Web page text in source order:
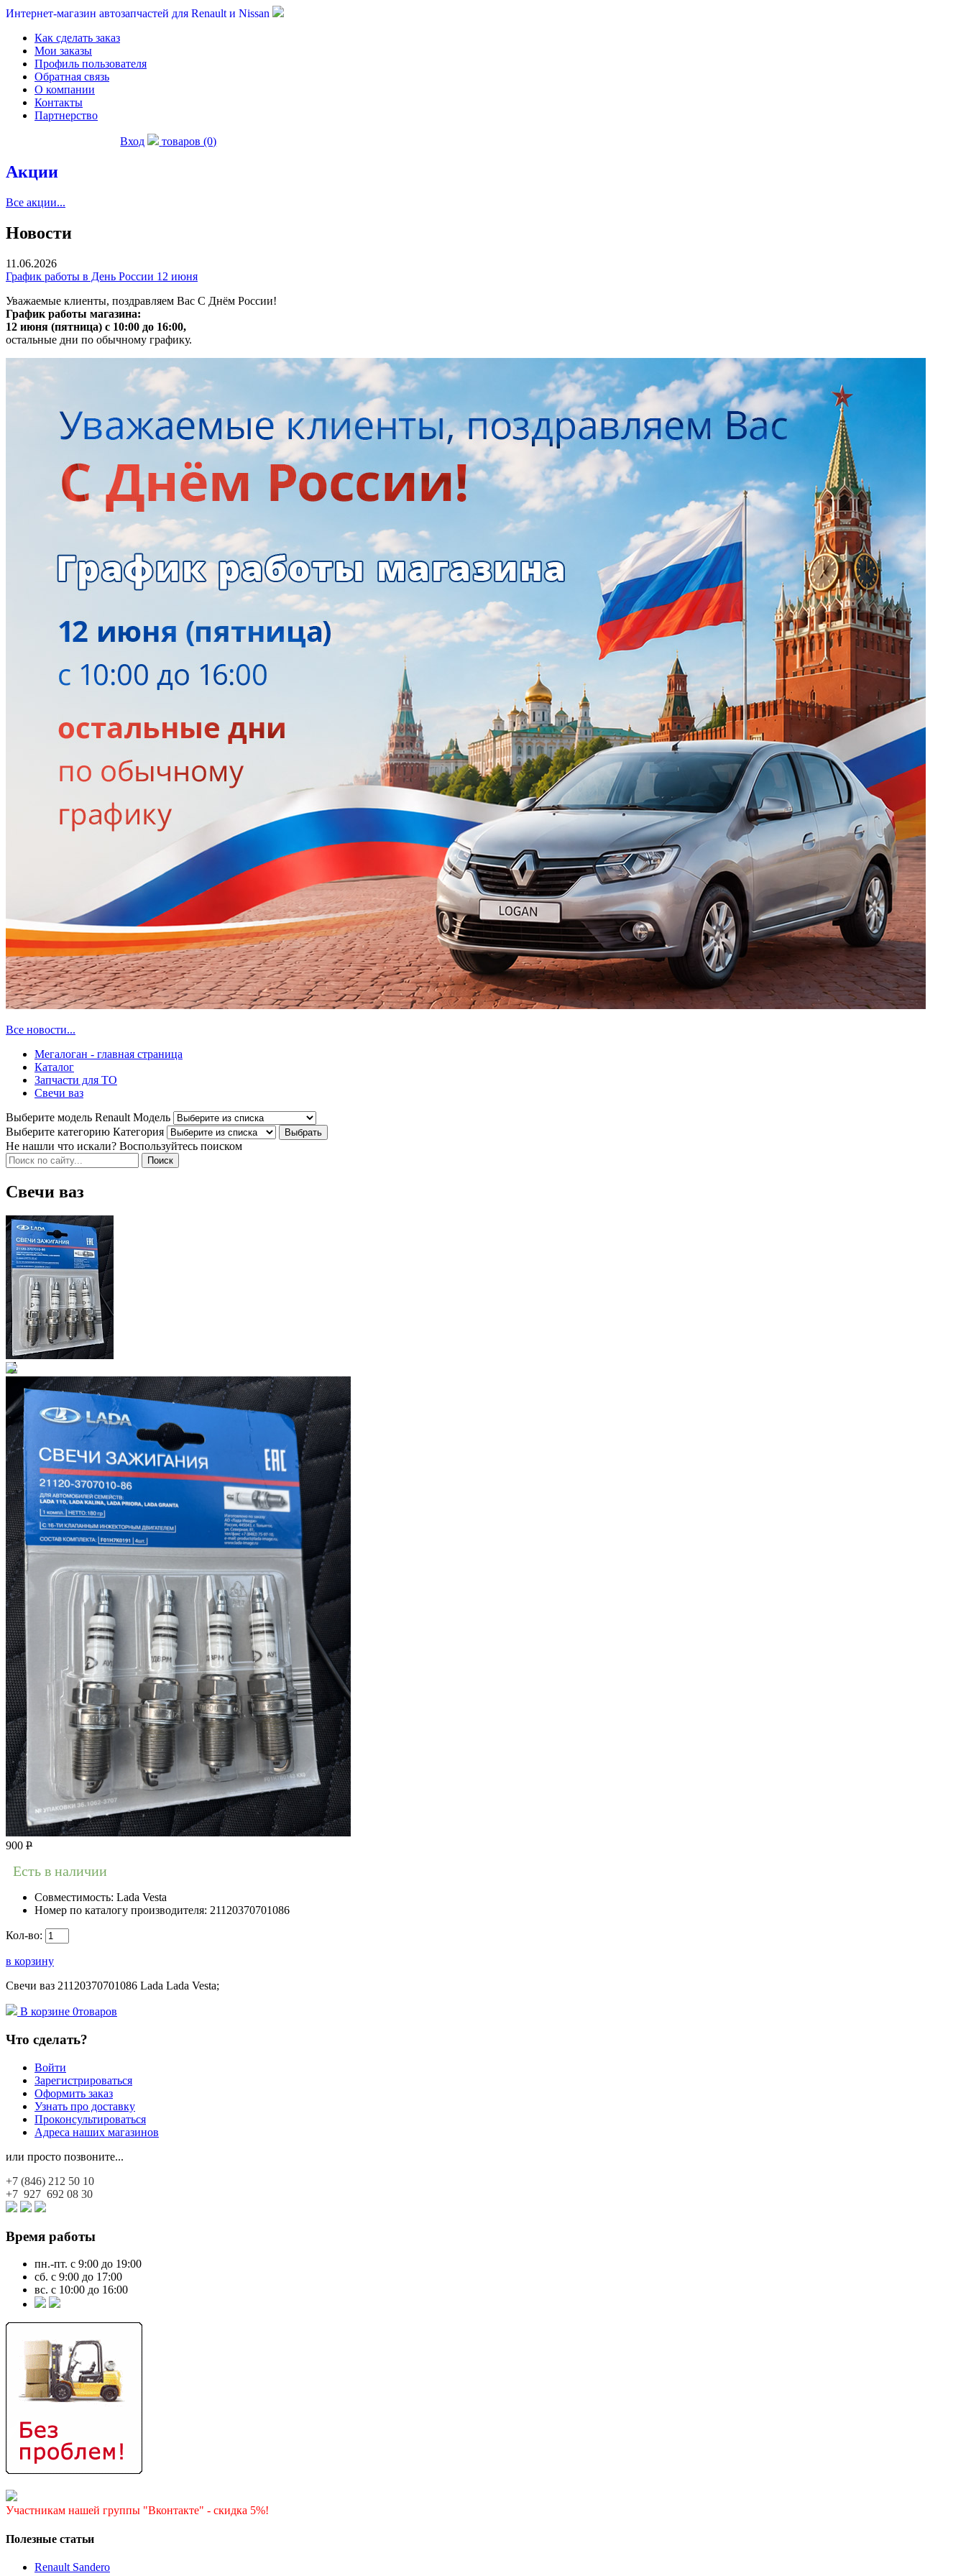
Интернет-магазин автозапчастей для Renault и Nissan
Как сделать заказ
Мои заказы
Профиль пользователя
Обратная связь
О компании
Контакты
Партнерство
Вход товаров (0)
Акции
Все акции...
Новости
11.06.2026
График работы в День России 12 июня
Уважаемые клиенты, поздравляем Вас С Днём России!
График работы магазина:
12 июня (пятница) с 10:00 до 16:00,
остальные дни по обычному графику.
Все новости...
Мегалоган - главная страница
Каталог
Запчасти для ТО
Свечи ваз
Выберите модель Renault Модель
Выберите категорию Категория
Не нашли что искали? Воспользуйтесь поиском
Свечи ваз
900 Р
Есть в наличии
Совместимость: Lada Vesta
Номер по каталогу производителя: 21120370701086
Кол-во:
в корзину
Свечи ваз 21120370701086 Lada Lada Vesta;
В корзине 0товаров
Что сделать?
Войти
Зарегистрироваться
Оформить заказ
Узнать про доставку
Проконсультироваться
Адреса наших магазинов
или просто позвоните...
+7 (846) 212 50 10
+7 927 692 08 30
Время работы
пн.-пт. с 9:00 до 19:00
сб. с 9:00 до 17:00
вс. с 10:00 до 16:00
Участникам нашей группы "Вконтакте" - скидка 5%!
Полезные статьи
Renault Sandero